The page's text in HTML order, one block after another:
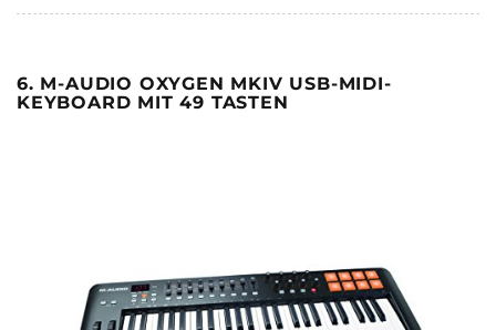
6. M-AUDIO OXYGEN MKIV USB-MIDI-
KEYBOARD MIT 49 TASTEN